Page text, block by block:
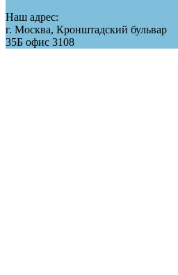
Наш адрес:
г. Москва, Кронштадский бульвар
35Б офис 3108